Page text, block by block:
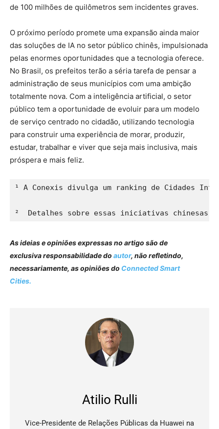
de 100 milhões de quilômetros sem incidentes graves.
O próximo período promete uma expansão ainda maior
das soluções de IA no setor público chinês, impulsionada
pelas enormes oportunidades que a tecnologia oferece.
No Brasil, os prefeitos terão a séria tarefa de pensar a
administração de seus municípios com uma ambição
totalmente nova. Com a inteligência artificial, o setor
público tem a oportunidade de evoluir para um modelo
de serviço centrado no cidadão, utilizando tecnologia
para construir uma experiência de morar, produzir,
estudar, trabalhar e viver que seja mais inclusiva, mais
próspera e mais feliz.
¹ A Conexis divulga um ranking de Cidades
² Detalhes sobre essas iniciativas chinesas
As ideias e opiniões expressas no artigo são de
exclusiva responsabilidade do autor, não refletindo,
necessariamente, as opiniões do Connected Smart
Cities.
Atilio Rulli
Vice-Presidente de Relações Públicas da Huawei na